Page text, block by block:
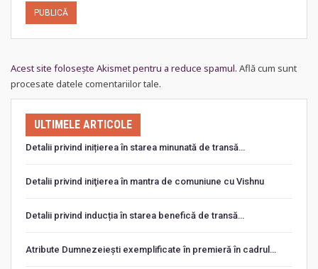
Acest site folosește Akismet pentru a reduce spamul. Află cum sunt
procesate datele comentariilor tale.
ULTIMELE ARTICOLE
Detalii privind inițierea în starea minunată de transă…
Detalii privind iniţierea în mantra de comuniune cu Vishnu
Detalii privind inducția în starea benefică de transă…
Atribute Dumnezeiești exemplificate în premieră în cadrul…